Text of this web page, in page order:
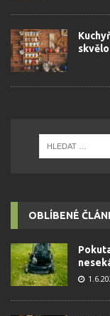
OBLÍBENÉ